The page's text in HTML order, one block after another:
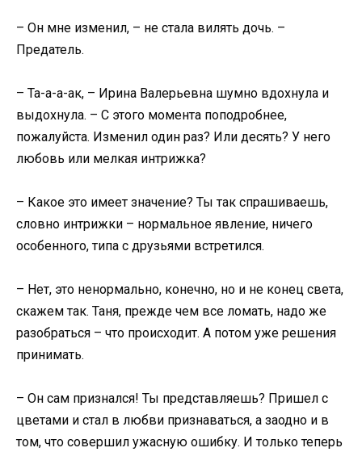
– Он мне изменил, – не стала вилять дочь. –
Предатель.
– Та-а-а-ак, – Ирина Валерьевна шумно вдохнула и
выдохнула. – С этого момента поподробнее,
пожалуйста. Изменил один раз? Или десять? У него
любовь или мелкая интрижка?
– Какое это имеет значение? Ты так спрашиваешь,
словно интрижки – нормальное явление, ничего
особенного, типа с друзьями встретился.
– Нет, это ненормально, конечно, но и не конец света,
скажем так. Таня, прежде чем все ломать, надо же
разобраться – что происходит. А потом уже решения
принимать.
– Он сам признался! Ты представляешь? Пришел с
цветами и стал в любви признаваться, а заодно и в
том, что совершил ужасную ошибку. И только теперь